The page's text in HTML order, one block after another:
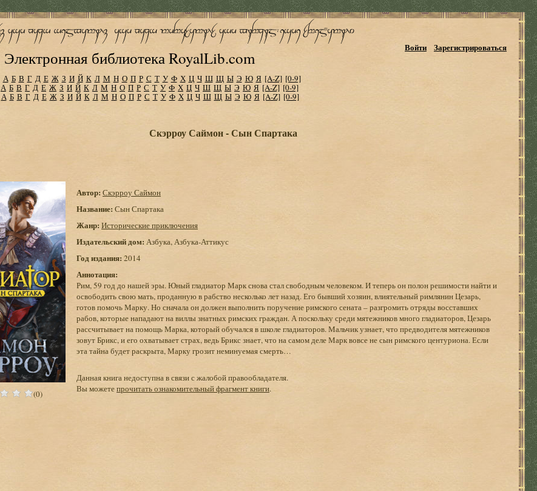
Электронная библиотека RoyalLib.com
Войти Зарегистрироваться
А Б В Г Д Е Ж З И Й К Л М Н О П Р С Т У Ф Х Ц Ч Ш Щ Ы Э Ю Я [A-Z] [0-9]
А Б В Г Д Е Ж З И Й К Л М Н О П Р С Т У Ф Х Ц Ч Ш Щ Ы Э Ю Я [A-Z] [0-9]
А Б В Г Д Е Ж З И Й К Л М Н О П Р С Т У Ф Х Ц Ч Ш Щ Ы Э Ю Я [A-Z] [0-9]
Скэрроу Саймон - Сын Спартака
(0)
Автор: Скэрроу Саймон
Название: Сын Спартака
Жанр: Исторические приключения
Издательский дом: Азбука, Азбука-Аттикус
Год издания: 2014
Аннотация:
Рим, 59 год до нашей эры. Юный гладиатор Марк снова стал свободным человеком. И теперь он полон решимости найти и
освободить свою мать, проданную в рабство несколько лет назад. Его бывший хозяин, влиятельный римлянин Цезарь,
готов помочь Марку. Но сначала он должен выполнить поручение римского сената – разгромить отряды восставших
рабов, которые нападают на виллы знатных римских граждан. А поскольку среди мятежников много гладиаторов, Цезарь
рассчитывает на помощь Марка, который обучался в школе гладиаторов. Мальчик узнает, что предводителя мятежников
зовут Брикс, и его охватывает страх, ведь Брикс знает, что на самом деле Марк вовсе не сын римского центуриона. Если
эта тайна будет раскрыта, Марку грозит неминуемая смерть…
Данная книга недоступна в связи с жалобой правообладателя.
Вы можетепрочитать ознакомительный фрагмент книги.